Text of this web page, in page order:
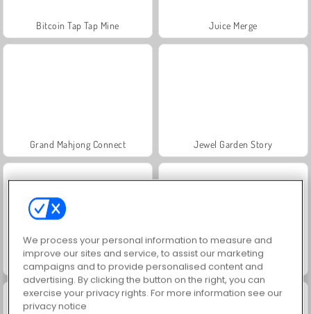
Bitcoin Tap Tap Mine Juice Merge
Grand Mahjong Connect Jewel Garden Story
Royal Story Scala 40
We process your personal information to measure and
improve our sites and service, to assist our marketing
campaigns and to provide personalised content and
advertising. By clicking the button on the right, you can
exercise your privacy rights. For more information see our
privacy notice